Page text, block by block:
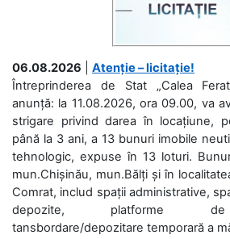
06.08.2026
Atenție – licitație!
Întreprinderea de Stat „Calea
anunță: la 11.08.2026, ora 09.00, va
strigare privind darea în locațiune,
până la 3 ani, a 13 bunuri imobile
tehnologic, expuse în 13 loturi.
mun.Chișinău, mun.Bălți și în
Comrat, includ spații administrative,
depozite, platforme de
tansbordare/depozitare temporară a